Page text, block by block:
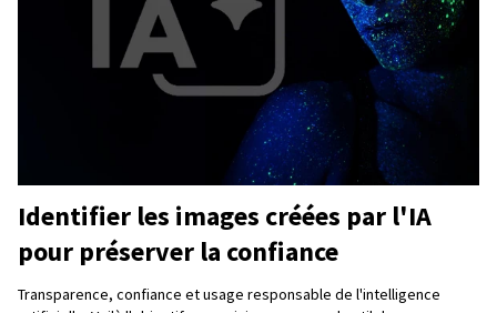
Identifier les images créées par l'IA
pour préserver la confiance
Transparence, confiance et usage responsable de l'intelligence